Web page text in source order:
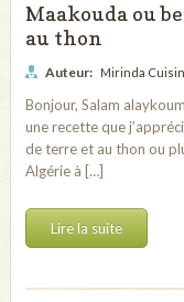
Maakouda ou
au thon
Auteur: Mirinda
Bonjour, Salam
une recette que
de terre et au thon ou
Algérie à […]
Lire la suite